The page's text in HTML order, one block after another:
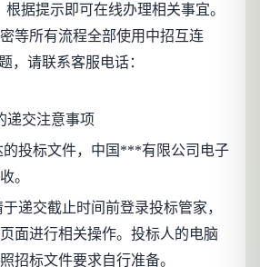
据提示即可在线办理相关事宜。
等所有流程全部使用中招互连
，请联系客服电话：
递交注意事项
的投标文件，中国***有限公司电子
。
于递交截止时间前登录投标管家，
面进行相关操作。投标人的电脑
招标文件要求自行准备。